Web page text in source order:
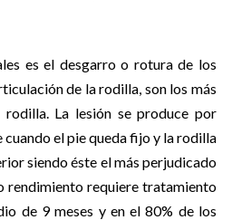
es el desgarro o rotura de los
de la rodilla, son los más
La lesión se produce por
el pie queda fijo y la rodilla
siendo éste el más perjudicado
rendimiento requiere tratamiento
de 9 meses y en el 80% de los